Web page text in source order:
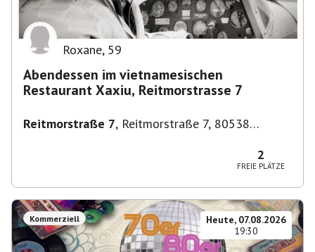
Roxane, 59
Abendessen im vietnamesischen
Restaurant Xaxiu, Reitmorstrasse 7
Reitmorstraße 7, Reitmorstraße 7, 80538
2
FREIE PLÄTZE
Kommerziell
Heute, 07.08.2026
19:30